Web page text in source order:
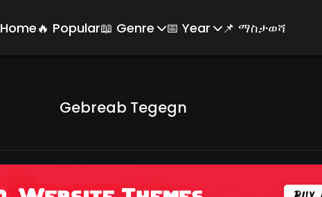
🔥 Popular📖 Genre 📅 Year 📌 ማስታወሻ
Gebreab Tegegn